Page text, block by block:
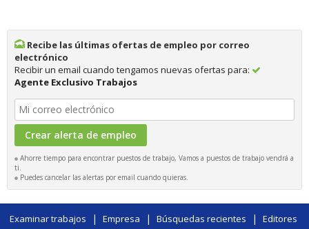
Recibe las últimas ofertas de empleo por correo
electrónico
Recibir un email cuando tengamos nuevas ofertas para:
Agente Exclusivo Trabajos
Ahorre tiempo para encontrar puestos de trabajo, Vamos a puestos de trabajo vendrá a
ti.
Puedes cancelar las alertas por email cuando quieras.
Examinar trabajos | Empresa | Búsquedas recientes | Editores